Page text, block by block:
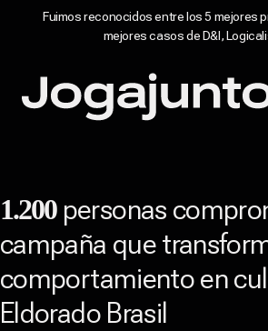
Saltar al contenido
Fuimos reconocidos entre los 5 mejores
mejores casos de D&I,
1.200personas
campaña que
comportamiento en
Eldorado Brasil